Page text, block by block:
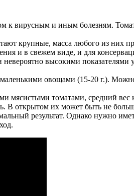
к вирусным и иным болезням.
крупные, масса любого из них
и в свежем виде, и для
высокими
овощами (15-20 г.).
томатами, средний вес
В открытом их может быть не
результат. Однако нужно